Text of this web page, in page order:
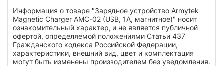
Информация о товаре "Зарядное устройство Armytek
Magnetic Charger AMC-02 (USB, 1А, магнитное)" носит
ознакомительный характер, и не является публичной
офертой, определяемой положениями Статьи 437
Гражданского кодекса Российской Федерации,
характеристики, внешний вид, цвет и комплектация
могут быть изменены производителем без уведомления.